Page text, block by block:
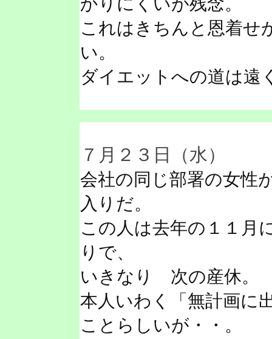
これはきちんと恩着せ
い。
ダイエットへの道は遠
７月２３日（水）
会社の同じ部署の女性
入りだ。
この人は去年の１１月
りで、
いきなり 次の産休。
本人いわく「無計画に
ことらしいが・・。